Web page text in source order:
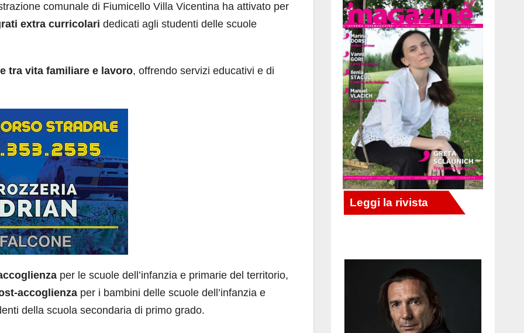
comunale di Fiumicello Villa Vicentina ha attivato per
extra curricolari dedicati agli studenti delle scuole
tra vita familiare e lavoro, offrendo servizi educativi e di
per le scuole dell’infanzia e primarie del territorio,
accoglienza per i bambini delle scuole dell’infanzia e
della scuola secondaria di primo grado.